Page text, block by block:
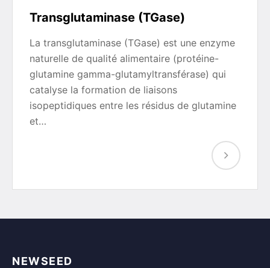
Transglutaminase (TGase)
La transglutaminase (TGase) est une enzyme
naturelle de qualité alimentaire (protéine-
glutamine gamma-glutamyltransférase) qui
catalyse la formation de liaisons
isopeptidiques entre les résidus de glutamine
et…
NEWSEED